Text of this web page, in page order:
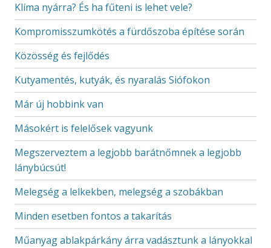
Klíma nyárra? És ha fűteni is lehet vele?
Kompromisszumkötés a fürdőszoba építése során
Közösség és fejlődés
Kutyamentés, kutyák, és nyaralás Siófokon
Már új hobbink van
Másokért is felelősek vagyunk
Megszerveztem a legjobb barátnőmnek a legjobb
lánybúcsút!
Melegség a lelkekben, melegség a szobákban
Minden esetben fontos a takarítás
Műanyag ablakpárkány árra vadásztunk a lányokkal